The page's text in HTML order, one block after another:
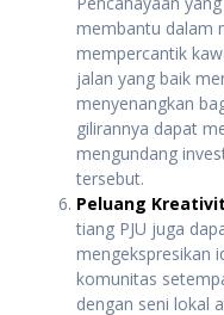
membantu dalam
mempercantik
jalan yang baik
menyenangkan
gilirannya dapat
mengundang
tersebut.
Peluang
tiang PJU juga
mengekspresikan
komunitas
dengan seni lokal